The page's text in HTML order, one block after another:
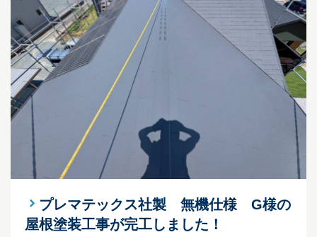
プレマテックス社製 無機仕様 G様の
屋根塗装工事が完工しました！